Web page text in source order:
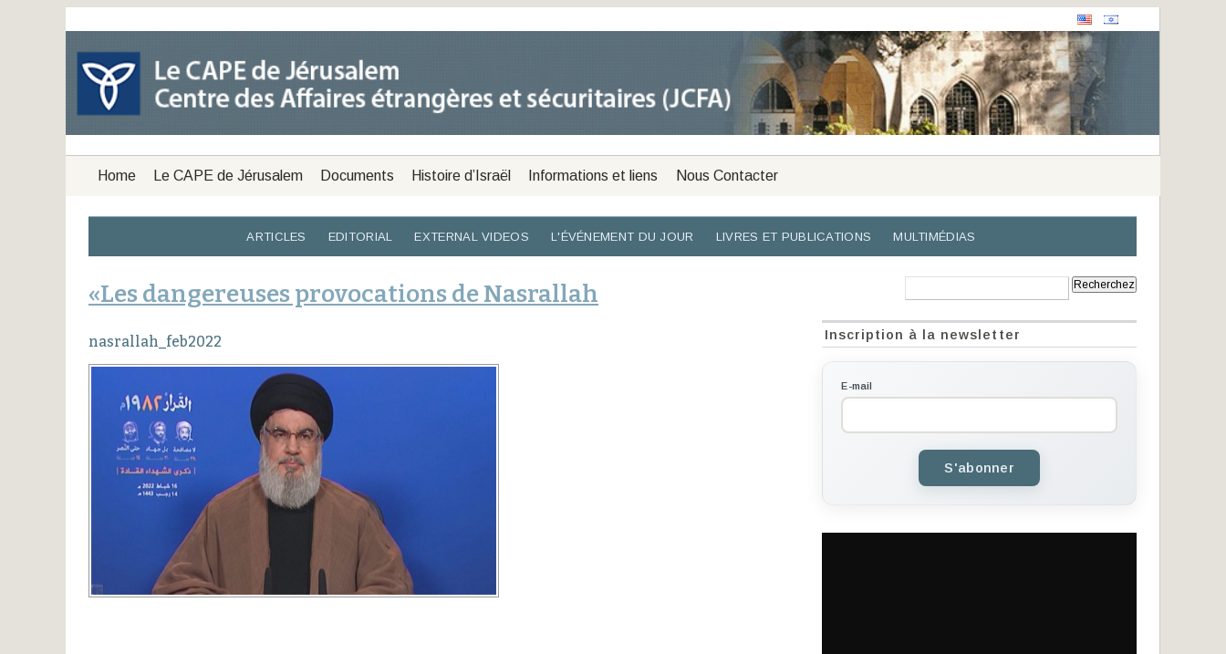
Home Le CAPE de Jérusalem Documents Histoire d’Israël Informations et liens Nous Contacter
ARTICLES EDITORIAL EXTERNAL VIDEOS L'ÉVÉNEMENT DU JOUR LIVRES ET PUBLICATIONS MULTIMÉDIAS
«Les dangereuses provocations de Nasrallah
nasrallah_feb2022 Inscription à la newsletter
E-mail
S'abonner